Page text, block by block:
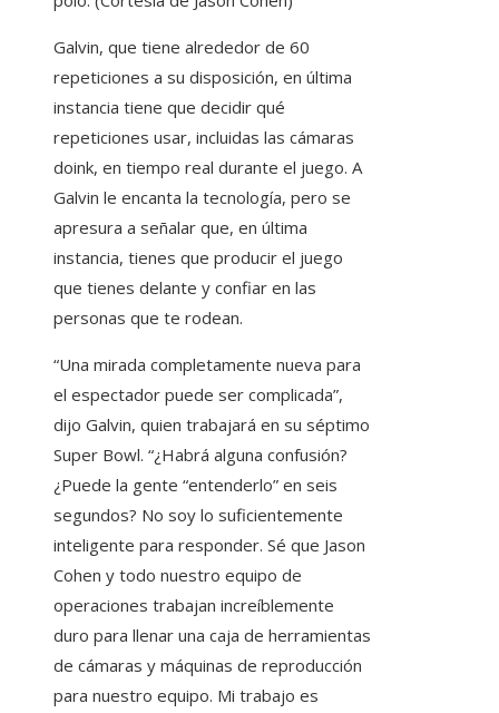
Galvin, que tiene alrededor de 60
repeticiones a su disposición, en última
instancia tiene que decidir qué
repeticiones usar, incluidas las cámaras
doink, en tiempo real durante el juego. A
Galvin le encanta la tecnología, pero se
apresura a señalar que, en última
instancia, tienes que producir el juego
que tienes delante y confiar en las
personas que te rodean.
“Una mirada completamente nueva para
el espectador puede ser complicada”,
dijo Galvin, quien trabajará en su séptimo
Super Bowl. “¿Habrá alguna confusión?
¿Puede la gente “entenderlo” en seis
segundos? No soy lo suficientemente
inteligente para responder. Sé que Jason
Cohen y todo nuestro equipo de
operaciones trabajan increíblemente
duro para llenar una caja de herramientas
de cámaras y máquinas de reproducción
para nuestro equipo. Mi trabajo es